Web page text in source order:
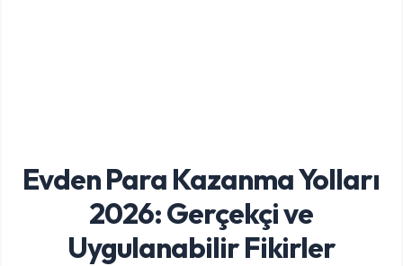
Evden Para Kazanma Yolları
2026: Gerçekçi ve
Uygulanabilir Fikirler